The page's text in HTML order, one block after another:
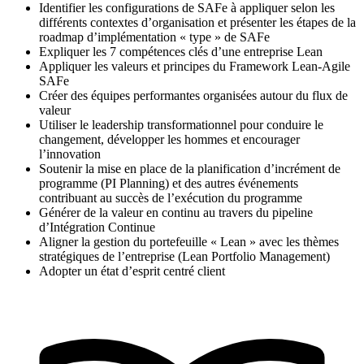
Identifier les configurations de SAFe à appliquer selon les
différents contextes d’organisation et présenter les étapes de la
roadmap d’implémentation « type » de SAFe
Expliquer les 7 compétences clés d’une entreprise Lean
Appliquer les valeurs et principes du Framework Lean-Agile
SAFe
Créer des équipes performantes organisées autour du flux de
valeur
Utiliser le leadership transformationnel pour conduire le
changement, développer les hommes et encourager
l’innovation
Soutenir la mise en place de la planification d’incrément de
programme (PI Planning) et des autres événements
contribuant au succès de l’exécution du programme
Générer de la valeur en continu au travers du pipeline
d’Intégration Continue
Aligner la gestion du portefeuille « Lean » avec les thèmes
stratégiques de l’entreprise (Lean Portfolio Management)
Adopter un état d’esprit centré client